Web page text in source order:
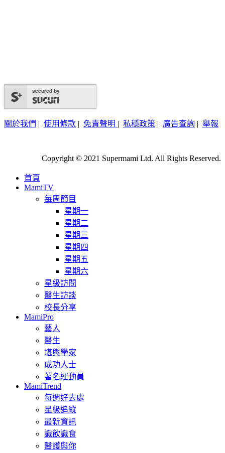
secured by
關於我們 | 使用條款 | 免責聲明 | 私穩政策 | 廣告查詢 | 舉報
Copyright © 2021 Supermami Ltd. All Rights Reserved.
首頁
MamiTV
每周節目
星期一
星期二
星期三
星期四
星期五
星期六
星級訪問
醫生訪談
校長分享
MamiPro
藝人
醫生
堪輿學家
成功人士
著名運動員
MamiTrend
每週好去處
星級追縱
最新資訊
識飲識食
醫護與你